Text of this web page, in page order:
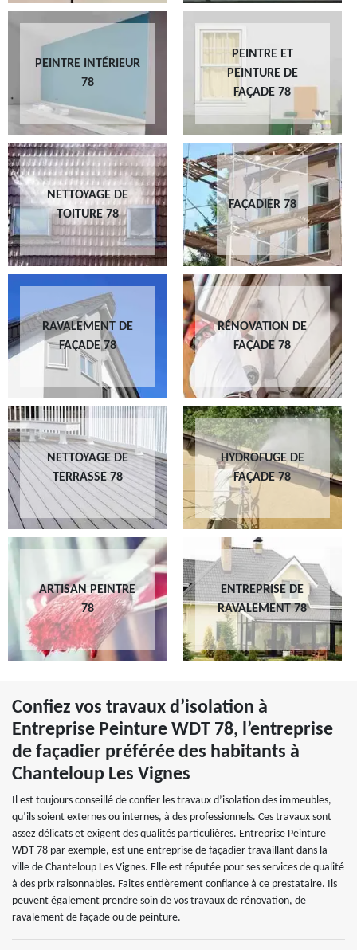
PEINTRE INTÉRIEUR
78
PEINTRE ET
PEINTURE DE
FAÇADE 78
NETTOYAGE DE
TOITURE 78
FAÇADIER 78
RAVALEMENT DE
FAÇADE 78
RÉNOVATION DE
FAÇADE 78
NETTOYAGE DE
TERRASSE 78
HYDROFUGE DE
FAÇADE 78
ARTISAN PEINTRE
78
ENTREPRISE DE
RAVALEMENT 78
Confiez vos travaux d’isolation à
Entreprise Peinture WDT 78, l’entreprise
de façadier préférée des habitants à
Chanteloup Les Vignes
Il est toujours conseillé de confier les travaux d’isolation des immeubles,
qu’ils soient externes ou internes, à des professionnels. Ces travaux sont
assez délicats et exigent des qualités particulières. Entreprise Peinture
WDT 78 par exemple, est une entreprise de façadier travaillant dans la
ville de Chanteloup Les Vignes. Elle est réputée pour ses services de qualité
à des prix raisonnables. Faites entièrement confiance à ce prestataire. Ils
peuvent également prendre soin de vos travaux de rénovation, de
ravalement de façade ou de peinture.